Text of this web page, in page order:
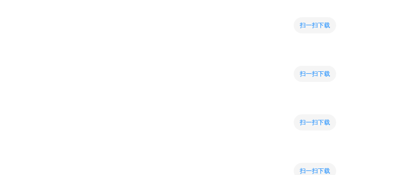
扫一扫下载
扫一扫下载
扫一扫下载
扫一扫下载